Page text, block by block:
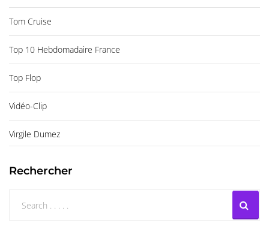
Tom Cruise
Top 10 Hebdomadaire France
Top Flop
Vidéo-Clip
Virgile Dumez
Rechercher